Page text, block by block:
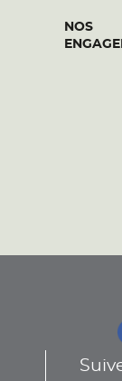
NOS